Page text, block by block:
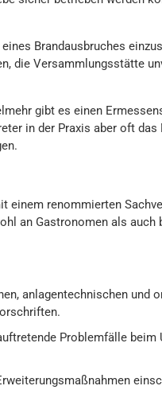
Brandausbruches
die Versammlungsstätte
gibt es einen
in der Praxis aber oft das
einem renommierten
an Gastronomen als auch
anlagentechnischen und
Problemfälle beim